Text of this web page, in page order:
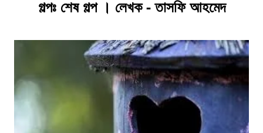
গল্পঃ শেষ গল্প । লেখক - তাসফি আহমেদ